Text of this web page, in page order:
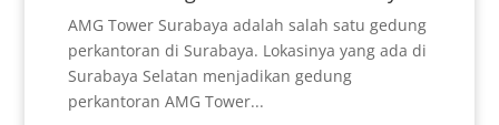
AMG Tower Surabaya adalah salah satu gedung
perkantoran di Surabaya. Lokasinya yang ada di
Surabaya Selatan menjadikan gedung
perkantoran AMG Tower...